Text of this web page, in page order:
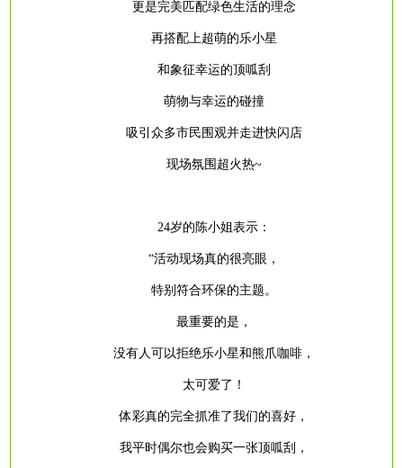
更是完美匹配绿色生活的理念
再搭配上超萌的乐小星
和象征幸运的顶呱刮
萌物与幸运的碰撞
吸引众多市民围观并走进快闪店
现场氛围超火热~
24岁的陈小姐表示：
“活动现场真的很亮眼，
特别符合环保的主题。
最重要的是，
没有人可以拒绝乐小星和熊爪咖啡，
太可爱了！
体彩真的完全抓准了我们的喜好，
我平时偶尔也会购买一张顶呱刮，